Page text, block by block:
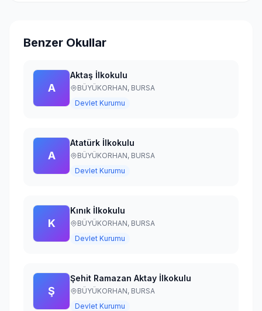
Benzer Okullar
A
Aktaş İlkokulu
BÜYÜKORHAN, BURSA
Devlet Kurumu
A
Atatürk İlkokulu
BÜYÜKORHAN, BURSA
Devlet Kurumu
K
Kınık İlkokulu
BÜYÜKORHAN, BURSA
Devlet Kurumu
Ş
Şehit Ramazan Aktay İlkokulu
BÜYÜKORHAN, BURSA
Devlet Kurumu